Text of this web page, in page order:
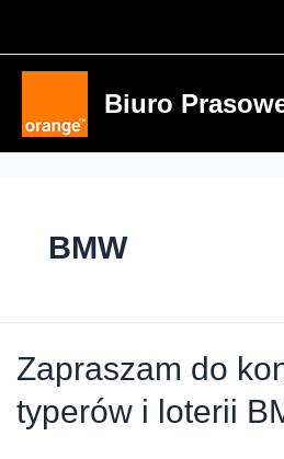
Biuro
BMW
Zapraszam do
typerów i loterii